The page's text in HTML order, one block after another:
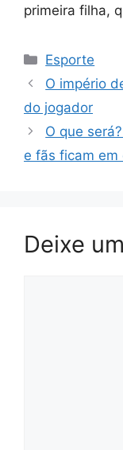
primeira filha,
Categorias
Esporte
O império
do jogador
O que
e fãs ficam em
Deixe